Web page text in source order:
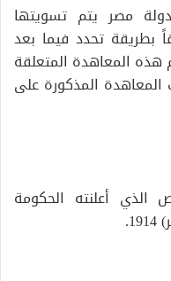
مصر يتم تسويتها
بطريقة تحدد فيما بعد
هذه المعاهدة المتعلقة
المعاهدة المذكورة على
أعلنته الحكومة